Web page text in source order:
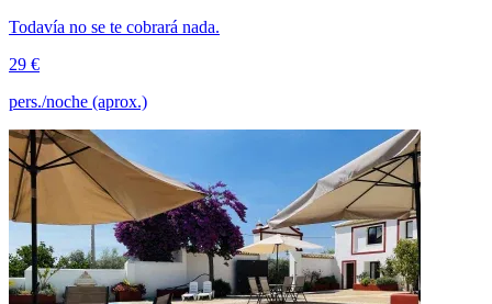
Todavía no se te cobrará nada.
29 €
pers./noche (aprox.)